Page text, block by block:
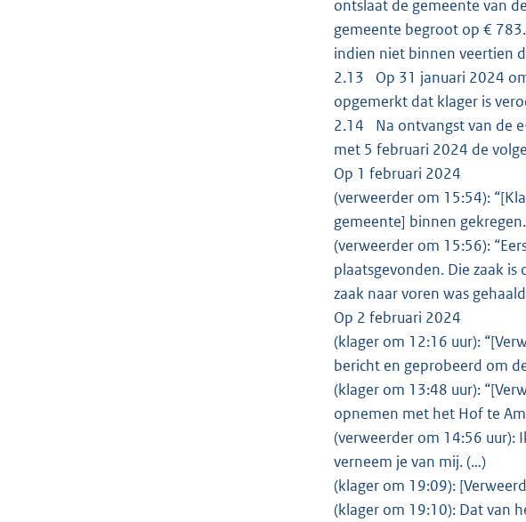
ontslaat de gemeente van
gemeente begroot op €
indien niet binnen veertien
2.13 Op 31 januari 2024
opgemerkt dat klager is
2.14 Na ontvangst van de
met 5 februari 2024 de
Op 1 februari 2024
(verweerder om 15:54):
gemeente] binnen gekregen.
(verweerder om 15:56):
plaatsgevonden. Die zaak
zaak naar voren was
Op 2 februari 2024
(klager om 12:16 uur):
bericht en geprobeerd om
(klager om 13:48 uur):
opnemen met het Hof te
(verweerder om 14:56 uur):
verneem je van mij. (…)
(klager om 19:09):
(klager om 19:10): Dat van